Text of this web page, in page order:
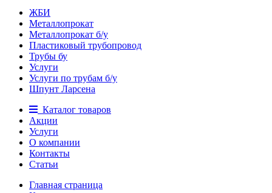
ЖБИ
Металлопрокат
Металлопрокат б/у
Пластиковый трубопровод
Трубы бу
Услуги
Услуги по трубам б/у
Шпунт Ларсена
Каталог товаров
Акции
Услуги
О компании
Контакты
Статьи
Главная страница